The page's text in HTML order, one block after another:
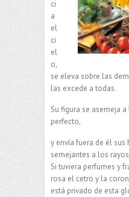
ci
a
el
ci
el
o,
se eleva sobre las
las excede a todas.
Su figura se asemeja
perfecto,
y envía fuera de él
semejantes a los
Si tuviera perfumes y
rosa el cetro y la
está privado de esta